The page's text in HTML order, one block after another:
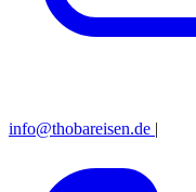
info@thobareisen.de |